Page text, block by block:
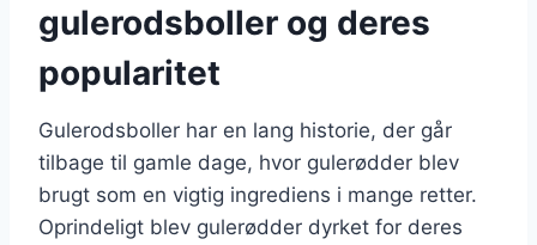
gulerodsboller og deres
popularitet
Gulerodsboller har en lang historie, der går
tilbage til gamle dage, hvor gulerødder blev
brugt som en vigtig ingrediens i mange retter.
Oprindeligt blev gulerødder dyrket for deres